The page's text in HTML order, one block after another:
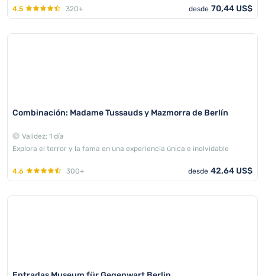
4.5 320+ desde 70,44 US$
Combinación: Madame Tussauds y Mazmorra de Berlín
Validez: 1 día
Explora el terror y la fama en una experiencia única e inolvidable
4.6 300+ desde 42,64 US$